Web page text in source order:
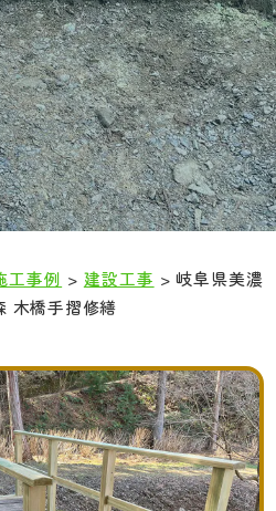
工事例 > 建設工事 >岐阜県美濃
木橋手摺修繕